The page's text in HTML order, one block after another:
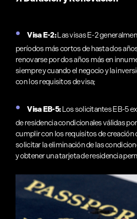
Visa E-2:Las visas E-2
períodos más cortos de hasta dos
renovarse por dos años más en
siempre y cuando el negocio y la
con los requisitos de visa;
Visa EB-5:Los solicitantes EB-5
de residencia condicionales válidas
cumplir con los requisitos de creación
solicitar la eliminación de las
y obtener una tarjeta de residencia